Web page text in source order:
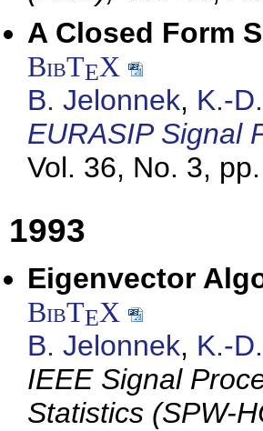
A Closed Form
BibTEX
B. Jelonnek, K.-
EURASIP Signal
Vol. 36, No. 3,
1993
Eigenvector
BibTEX
B. Jelonnek, K.-
IEEE Signal
Statistics (SPW-